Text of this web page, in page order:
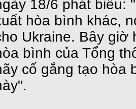
18/6 phát biểu:
hòa bình khác,
Ukraine. Bây giờ
bình của Tổng
cố gắng tạo hòa